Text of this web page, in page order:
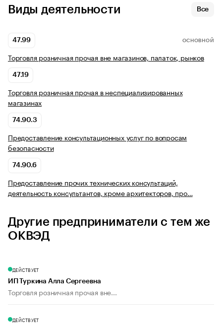
Виды деятельности Все
47.99 ОСНОВНОЙ
Торговля розничная прочая вне магазинов, палаток, рынков
47.19
Торговля розничная прочая в неспециализированных
магазинах
74.90.3
Предоставление консультационных услуг по вопросам
безопасности
74.90.6
Предоставление прочих технических консультаций,
деятельность консультантов, кроме архитекторов, про…
Другие предприниматели с тем же
ОКВЭД
ДЕЙСТВУЕТ
ИП Туркина Алла Сергеевна
Торговля розничная прочая вне...
ДЕЙСТВУЕТ